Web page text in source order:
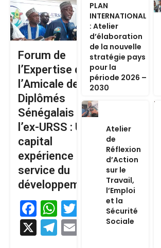
Forum de
l’Expertise de
l’Amicale des
Diplômés
Sénégalais de
l’ex-URSS : Un
capital
expérience au
service du
développement
Facebook
WhatsApp
Twitter
X
Telegram
Email
PLAN
INTERNATIONAL
: Atelier
d’élaboration
de la nouvelle
stratégie pays
pour la
période 2026 –
2030
Atelier
de
Réflexion
d’Action
sur le
Travail,
l’Emploi
et la
Sécurité
Sociale